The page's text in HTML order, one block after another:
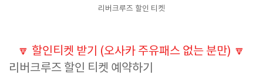
리버크루즈 할인 티켓
🔽 할인티켓 받기 (오사카 주유패스 없는 분만) 🔽
리버크루즈 할인 티켓 예약하기